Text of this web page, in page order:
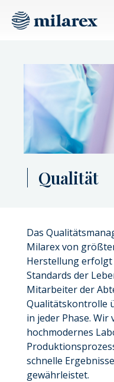
Qualität
Das
Milarex von
Herstellung erfolgt
Standards der
Mitarbeiter der
Qualitätskontrolle
in jeder Phase.
hochmodernes
schnelle
gewährleistet.